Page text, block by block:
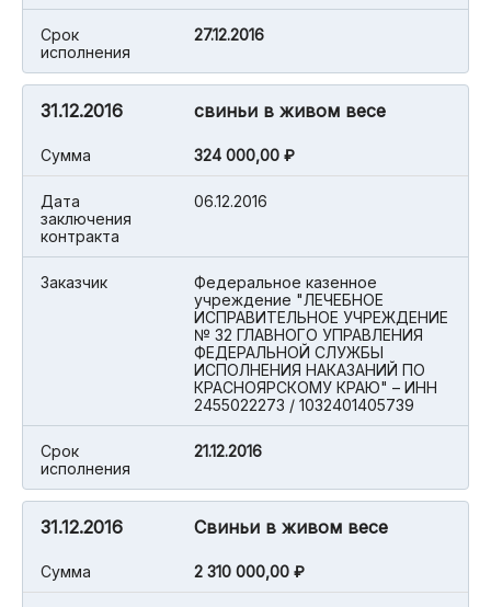
Срок
исполнения
27.12.2016
31.12.2016 свиньи в живом весе
Cумма 324 000,00 ₽
Дата
заключения
контракта
06.12.2016
Заказчик
Федеральное казенное
учреждение "ЛЕЧЕБНОЕ
ИСПРАВИТЕЛЬНОЕ УЧРЕЖДЕНИЕ
№ 32 ГЛАВНОГО УПРАВЛЕНИЯ
ФЕДЕРАЛЬНОЙ СЛУЖБЫ
ИСПОЛНЕНИЯ НАКАЗАНИЙ ПО
КРАСНОЯРСКОМУ КРАЮ" – ИНН
2455022273 / 1032401405739
Срок
исполнения
21.12.2016
31.12.2016 Свиньи в живом весе
Cумма 2 310 000,00 ₽